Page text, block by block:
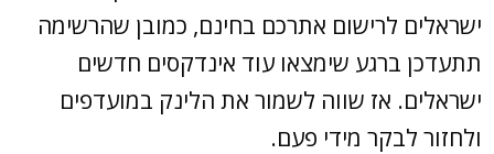
ישראלים לרישום אתרכם בחינם, כמובן שהרשימה
תתעדכן ברגע שימצאו עוד אינדקסים חדשים
ישראלים. אז שווה לשמור את הלינק במועדפים
ולחזור לבקר מידי פעם.